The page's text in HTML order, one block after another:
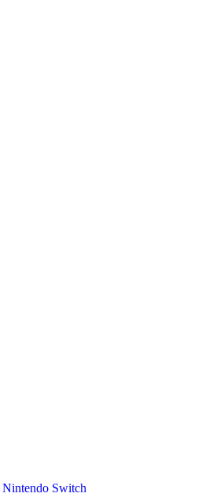
Nintendo Switch